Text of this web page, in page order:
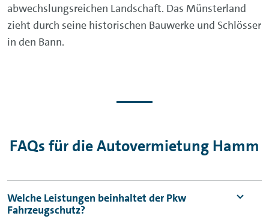
abwechslungsreichen Landschaft. Das Münsterland
zieht durch seine historischen Bauwerke und Schlösser
in den Bann.
FAQs für die Autovermietung Hamm
Welche Leistungen beinhaltet der Pkw
Fahrzeugschutz?